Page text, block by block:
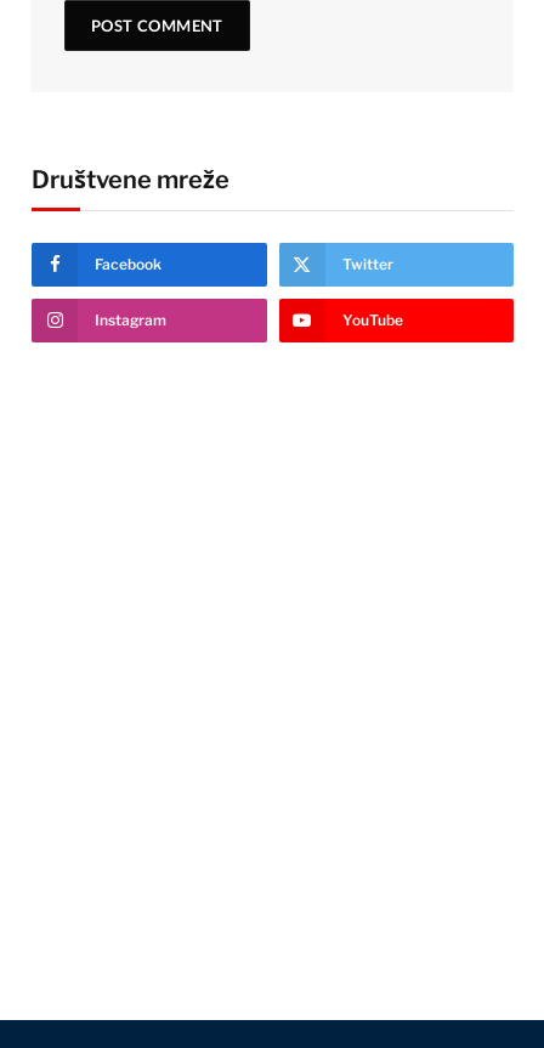
Društvene mreže
Facebook Twitter
Instagram YouTube